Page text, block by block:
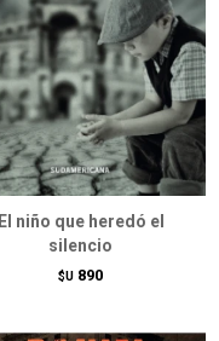
El niño que heredó el
silencio
$U 890